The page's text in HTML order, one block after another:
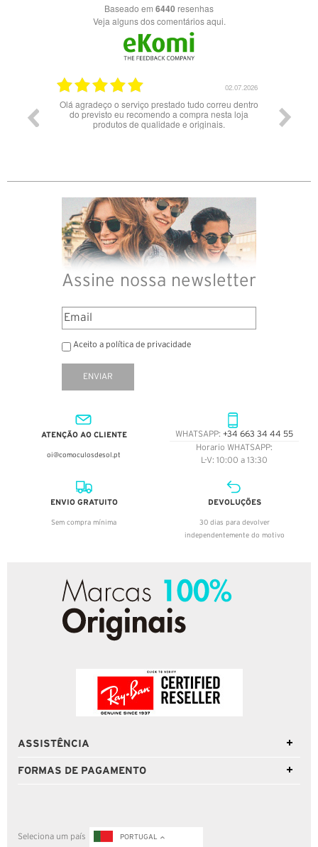
Baseado em 6440 resenhas
Veja alguns dos comentários aqui.
tentado
02.07.2026
Olá agradeço o serviço prestado tudo correu dentro
do previsto eu recomendo a compra nesta loja
produtos de qualidade e originais.
Assine nossa newsletter
Aceito a política de privacidade
ENVIAR
ATENÇÃO AO CLIENTE
oi@comoculosdesol.pt
WHATSAPP: +34 663 34 44 55
Horario WHATSAPP:
L-V: 10:00 a 13:30
ENVIO GRATUITO
Sem compra mínima
DEVOLUÇÕES
30 dias para devolver
independentemente do motivo
ASSISTÊNCIA
FORMAS DE PAGAMENTO
Seleciona um país PORTUGAL